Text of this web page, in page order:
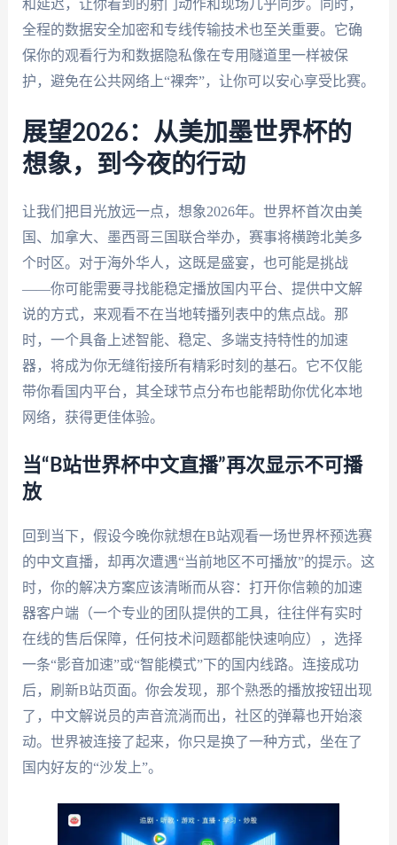
和延迟，让你看到的射门动作和现场几乎同步。同时，
全程的数据安全加密和专线传输技术也至关重要。它确
保你的观看行为和数据隐私像在专用隧道里一样被保
护，避免在公共网络上“裸奔”，让你可以安心享受比赛。
展望2026：从美加墨世界杯的
想象，到今夜的行动
让我们把目光放远一点，想象2026年。世界杯首次由美
国、加拿大、墨西哥三国联合举办，赛事将横跨北美多
个时区。对于海外华人，这既是盛宴，也可能是挑战
——你可能需要寻找能稳定播放国内平台、提供中文解
说的方式，来观看不在当地转播列表中的焦点战。那
时，一个具备上述智能、稳定、多端支持特性的加速
器，将成为你无缝衔接所有精彩时刻的基石。它不仅能
带你看国内平台，其全球节点分布也能帮助你优化本地
网络，获得更佳体验。
当“B站世界杯中文直播”再次显示不可播
放
回到当下，假设今晚你就想在B站观看一场世界杯预选赛
的中文直播，却再次遭遇“当前地区不可播放”的提示。这
时，你的解决方案应该清晰而从容：打开你信赖的加速
器客户端（一个专业的团队提供的工具，往往伴有实时
在线的售后保障，任何技术问题都能快速响应），选择
一条“影音加速”或“智能模式”下的国内线路。连接成功
后，刷新B站页面。你会发现，那个熟悉的播放按钮出现
了，中文解说员的声音流淌而出，社区的弹幕也开始滚
动。世界被连接了起来，你只是换了一种方式，坐在了
国内好友的“沙发上”。